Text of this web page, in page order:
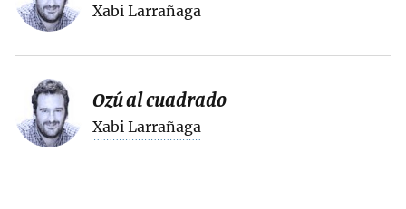
Xabi Larrañaga
Xabi Larrañaga
Ozú al cuadrado